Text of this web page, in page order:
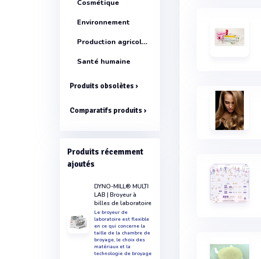
Cosmétique
Environnement
Production agricole santé animale
Santé humaine
Produits obsolètes ›
Comparatifs produits ›
Produits récemment
ajoutés
DYNO-MILL® MULTI
LAB | Broyeur à
billes de laboratoire
Le broyeur de
laboratoire est flexible
en ce qui concerne la
taille de la chambre de
broyage, le choix des
matériaux et la
technologie de broyage